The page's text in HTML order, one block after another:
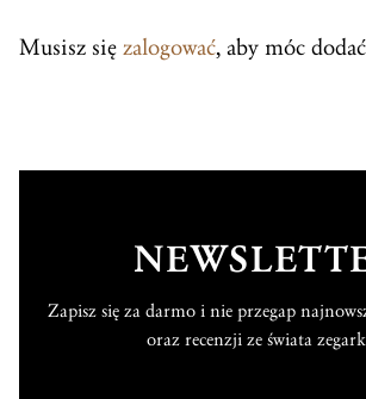
Musisz się zalogować, aby móc
Zapisz się za darmo i nie przegap
oraz recenzji ze świata